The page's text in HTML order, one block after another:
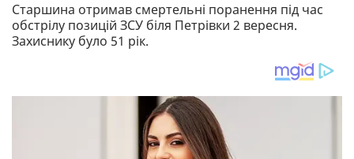
Старшина отримав смертельні поранення під час
обстрілу позицій ЗСУ біля Петрівки 2 вересня.
Захиснику було 51 рік.